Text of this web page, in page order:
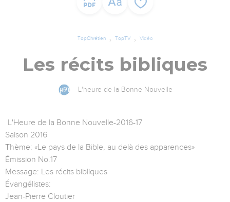
TopChrétien TopTV Vidéo
Les récits bibliques
L'heure de la Bonne Nouvelle
L'Heure de la Bonne Nouvelle-2016-17
Saison 2016
Thème: «Le pays de la Bible, au delà des apparences»
Émission No.17
Message: Les récits bibliques
Évangélistes:
Jean-Pierre Cloutier